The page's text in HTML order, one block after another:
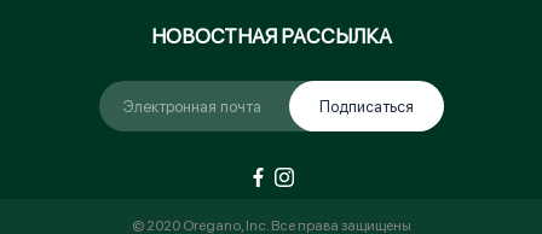
НОВОСТНАЯ РАССЫЛКА
Подписаться
© 2020 Oregano, Inc. Все права защищены